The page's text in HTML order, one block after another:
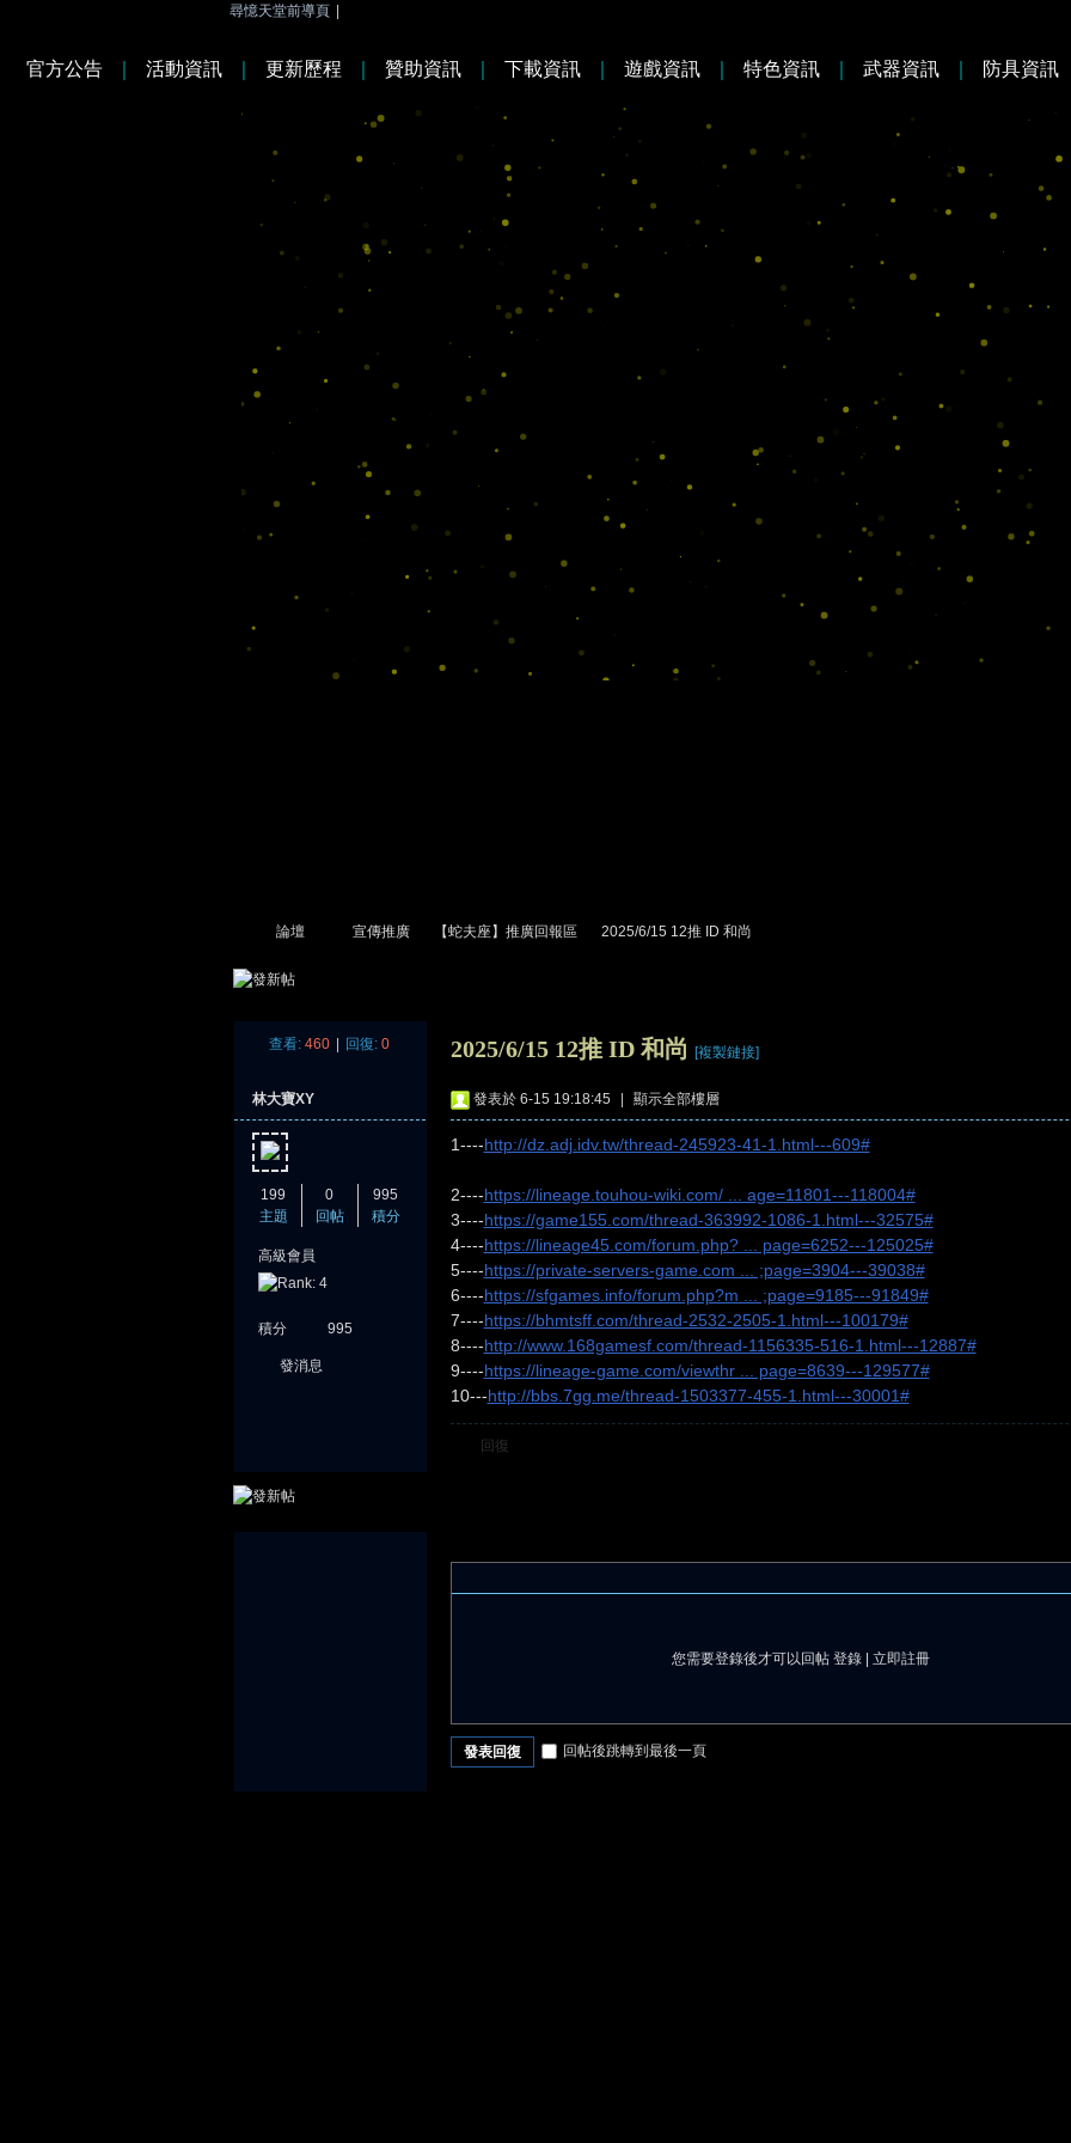
尋憶天堂前導頁
論壇
›
宣傳推廣 【蛇夫座】推廣回報區 2025/6/15 12推 ID 和尚
查看: 460 回復: 0 2025/6/15 12推 ID 和尚 [複製鏈接]
林大寶XY
199
主題
0
回帖
995
積分
高級會員
積分 995
發消息
發表於 6-15 19:18:45 顯示全部樓層
1----http://dz.adj.idv.tw/thread-245923-41-1.html---609#
2----https://lineage.touhou-wiki.com/ ... age=11801---118004#
3----https://game155.com/thread-363992-1086-1.html---32575#
4----https://lineage45.com/forum.php? ... page=6252---125025#
5----https://private-servers-game.com ... ;page=3904---39038#
6----https://sfgames.info/forum.php?m ... ;page=9185---91849#
7----https://bhmtsff.com/thread-2532-2505-1.html---100179#
8----http://www.168gamesf.com/thread-1156335-516-1.html---12887#
9----https://lineage-game.com/viewthr ... page=8639---129577#
10---http://bbs.7gg.me/thread-1503377-455-1.html---30001#
回復
您需要登錄後才可以回帖 登錄 立即註冊
發表回復 回帖後跳轉到最後一頁